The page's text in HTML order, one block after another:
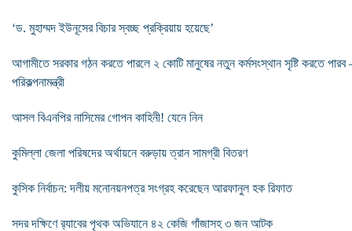
‘ড. মুহাম্মদ ইউনূসের বিচার স্বচ্ছ প্রক্রিয়ায় হয়েছে’
আগামীতে সরকার গঠন করতে পারলে ২ কোটি মানুষের নতুন কর্মসংস্থান সৃষ্টি করতে পারব
পরিকল্পনামন্ত্রী
আসল বিএনপির নাসিমের গোপন কাহিনী! যেনে নিন
কুমিল্লা জেলা পরিষদের অর্থায়নে বরুড়ায় ত্রান সামগ্রী বিতরণ
কুসিক নির্বাচন: দলীয় মনোনয়নপত্র সংগ্রহ করেছেন আরফানুল হক রিফাত
সদর দক্ষিণে র‌্যাবের পৃথক অভিযানে ৪২ কেজি গাঁজাসহ ৩ জন আটক